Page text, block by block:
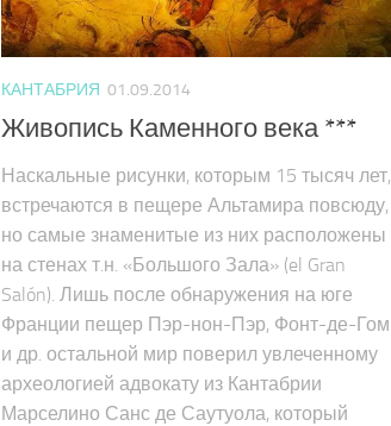
КАНТАБРИЯ 01.09.2014
Живопись Каменного века ***
Наскальные рисунки, которым 15 тысяч лет,
встречаются в пещере Альтамира повсюду,
но самые знаменитые из них расположены
на стенах т.н. «Большого Зала» (el Gran
Salón). Лишь после обнаружения на юге
Франции пещер Пэр-нон-Пэр, Фонт-де-Гом
и др. остальной мир поверил увлеченному
археологией адвокату из Кантабрии
Марселино Санс де Саутуола, который